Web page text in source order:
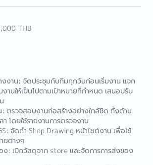
THB
งงาน: จัดประชุมกับทีมทุกวันก่อนเริ่มงาน แจก
านให้เป็นไปตามเป้าหมายที่กำหนด เสนอปรับ
ตรวจสอบงานก่อสร้างอย่างใกล้ชิด ทั้งด้าน
โดยใช้รายงานการตรวจงาน
จัดทำ Shop Drawing หน้าไซต์งาน เพื่อใช้
ยต่างๆ
ง: เบิกวัสดุจาก store และจัดการการส่งของ